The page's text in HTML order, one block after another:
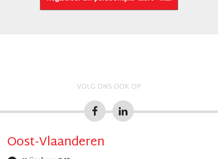
VOLG ONS OOK OP
Oost-Vlaanderen